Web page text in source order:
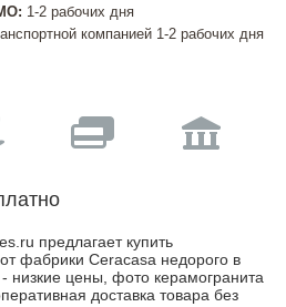
1-2 рабочих дня
компанией 1-2 рабочих дня
предлагает купить
фабрики Ceracasa недорого в
низкие цены, фото керамогранита
доставка товара без